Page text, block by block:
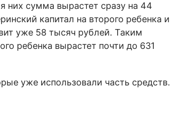
них сумма вырастет сразу на 44
капитал на второго ребенка и
уже 58 тысяч рублей. Таким
ребенка вырастет почти до 631
уже использовали часть средств.